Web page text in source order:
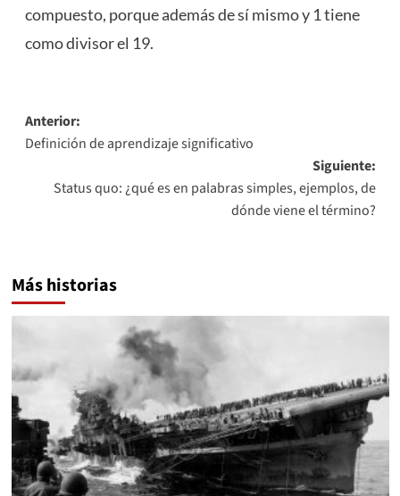
compuesto, porque además de sí mismo y 1 tiene
como divisor el 19.
Navegación
de
entradas
Anterior:
Definición de aprendizaje significativo
Siguiente:
Status quo: ¿qué es en palabras simples, ejemplos, de
dónde viene el término?
Más historias